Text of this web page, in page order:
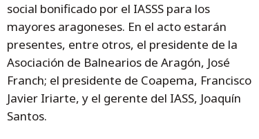
social bonificado por el IASSS para los
mayores aragoneses. En el acto estarán
presentes, entre otros, el presidente de la
Asociación de Balnearios de Aragón, José
Franch; el presidente de Coapema, Francisco
Javier Iriarte, y el gerente del IASS, Joaquín
Santos.